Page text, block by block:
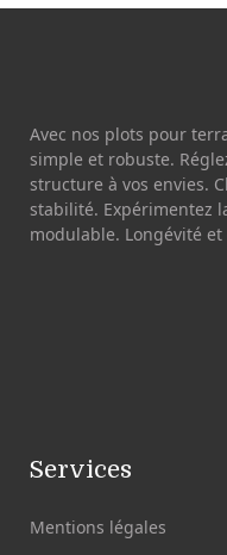
Avec nos plots pour
simple et robuste.
structure à vos envies.
stabilité. Expérimentez
modulable. Longévité
Services
Mentions légales